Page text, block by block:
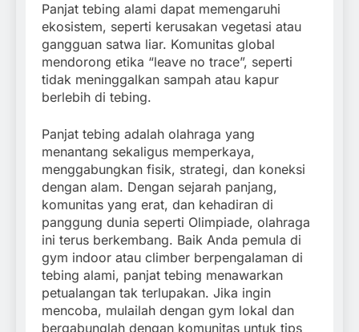
Panjat tebing alami dapat memengaruhi
ekosistem, seperti kerusakan vegetasi atau
gangguan satwa liar. Komunitas global
mendorong etika “leave no trace”, seperti
tidak meninggalkan sampah atau kapur
berlebih di tebing.
Panjat tebing adalah olahraga yang
menantang sekaligus memperkaya,
menggabungkan fisik, strategi, dan koneksi
dengan alam. Dengan sejarah panjang,
komunitas yang erat, dan kehadiran di
panggung dunia seperti Olimpiade, olahraga
ini terus berkembang. Baik Anda pemula di
gym indoor atau climber berpengalaman di
tebing alami, panjat tebing menawarkan
petualangan tak terlupakan. Jika ingin
mencoba, mulailah dengan gym lokal dan
bergabunglah dengan komunitas untuk tips